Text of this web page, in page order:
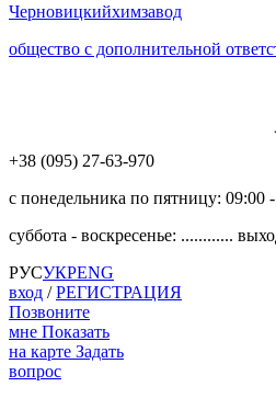
Черновицкийхимзавод
общество с дополнительной
+38 (‎‎095) 27-63-970
с понедельника по пятницу: 09:00
суббота - воскресенье: ............
РУСУКРENG
вход /РЕГИСТРАЦИЯ
Позвоните
мне Показать
на карте Задать
вопрос